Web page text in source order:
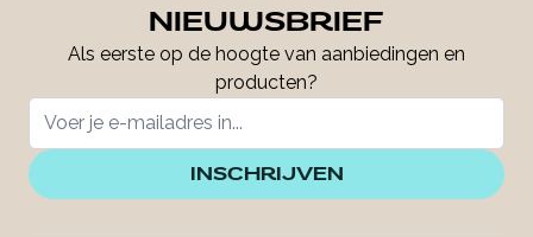
NIEUWSBRIEF
Als eerste op de hoogte van aanbiedingen en
producten?
INSCHRIJVEN